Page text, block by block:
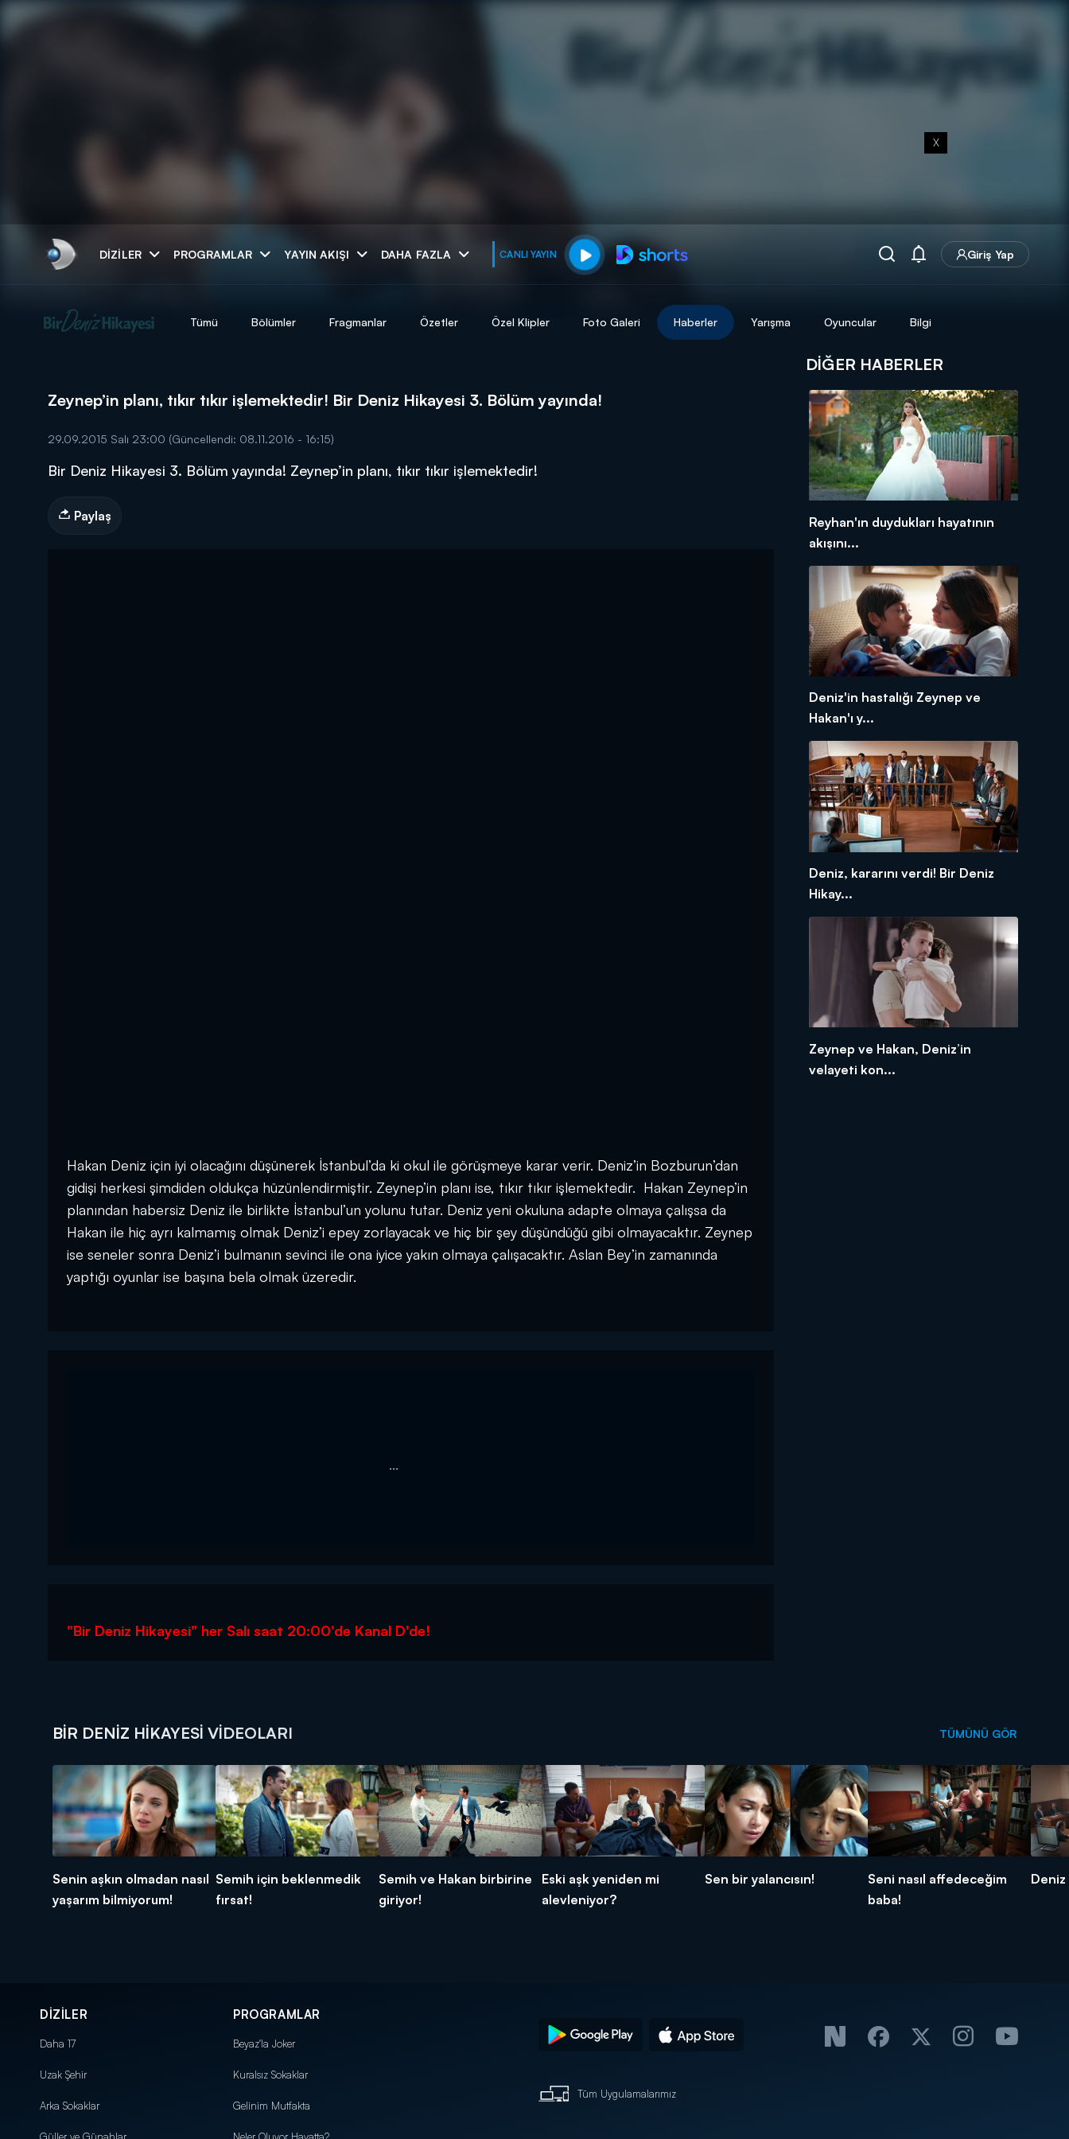
X
DIZILER PROGRAMLAR YAYIN AKIŞI DAHA FAZLA CANLI YAYIN Giriş Yap
muhteşem ikili
DİĞER SONUÇLAR
Tümü Bölümler Fragmanlar Özetler Özel Klipler Foto Galeri Haberler Yarışma Oyuncular Bilgi
Zeynep’in planı, tıkır tıkır işlemektedir! Bir Deniz Hikayesi 3. Bölüm yayında!
29.09.2015 Salı 23:00 (Güncellendi: 08.11.2016 - 16:15)
Bir Deniz Hikayesi 3. Bölüm yayında! Zeynep’in planı, tıkır tıkır işlemektedir!
Paylaş
Hakan Deniz için iyi olacağını düşünerek İstanbul’da ki okul ile görüşmeye karar verir. Deniz’in Bozburun’dan
gidişi herkesi şimdiden oldukça hüzünlendirmiştir. Zeynep’in planı ise, tıkır tıkır işlemektedir. Hakan Zeynep’in
planından habersiz Deniz ile birlikte İstanbul’un yolunu tutar. Deniz yeni okuluna adapte olmaya çalışsa da
Hakan ile hiç ayrı kalmamış olmak Deniz’i epey zorlayacak ve hiç bir şey düşündüğü gibi olmayacaktır. Zeynep
ise seneler sonra Deniz’i bulmanın sevinci ile ona iyice yakın olmaya çalışacaktır. Aslan Bey’in zamanında
yaptığı oyunlar ise başına bela olmak üzeredir.
...
"Bir Deniz Hikayesi" her Salı saat 20:00'de Kanal D'de!
DIĞER HABERLER
Reyhan'ın duydukları hayatının
akışını...
Deniz'in hastalığı Zeynep ve
Hakan'ı y...
Deniz, kararını verdi! Bir Deniz
Hikay...
Zeynep ve Hakan, Deniz’in
velayeti kon...
BIR DENIZ HIKAYESI VIDEOLARI TÜMÜNÜ GÖR
Senin aşkın olmadan nasıl
yaşarım bilmiyorum!
Semih için beklenmedik
fırsat!
Semih ve Hakan birbirine
giriyor!
Eski aşk yeniden mi
alevleniyor?
Sen bir yalancısın!
Seni nasıl affedeceğim
baba!
Deniz
DİZİLER
Daha 17
Uzak Şehir
Arka Sokaklar
PROGRAMLAR
Beyaz'la Joker
Kuralsız Sokaklar
Gelinim Mutfakta
Tüm Uygulamalarımız